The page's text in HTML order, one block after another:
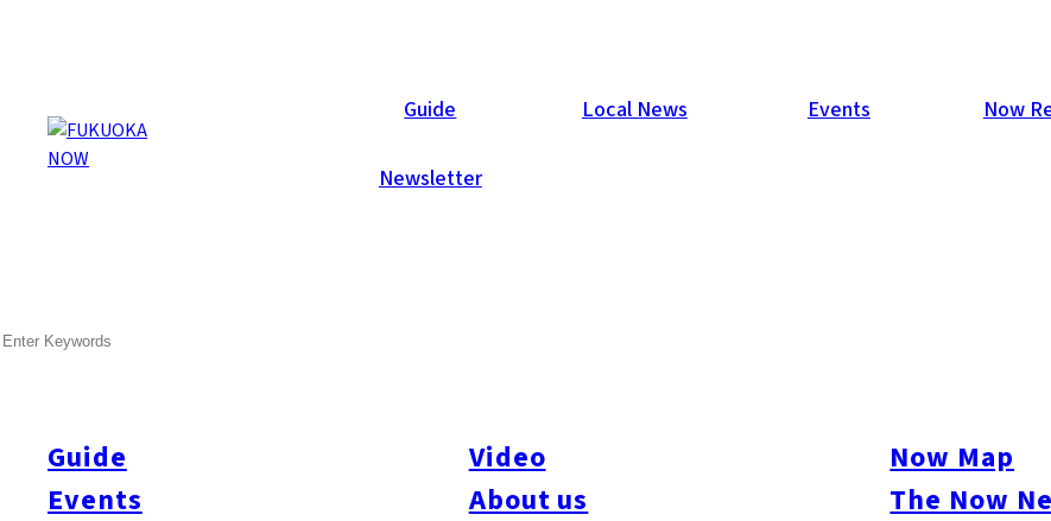
Guide Local News Events Now
Newsletter
Guide
Events
Video
About us
Now Map
The Now
Now Reports
다. 매달 바뀌는 스페셜면도 인기가 있고, 7월은 장어, 8월은 탕탕면등 제철을 느낄 수 있는 메뉴가 많이 있어 몇 번 다녀도 질리
을 주입한 신메뉴 철냄비 만두나, 일본식다시로 만든 참마 철판 등, 전부 맛있고 다양한 사이드메뉴는 식사만 하는곳으로도 다